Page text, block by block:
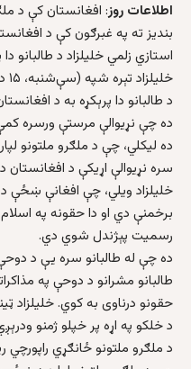
اطلاعات روز: افغانستان کې د
بنديز ته په غبرګون کې د
استازي زلمي خليلزاد د طالبانو
د طالبانو دا پرېکړه به د
ده چې نړيوالې مرستې ورسره
ده ليکلي، چې د ملګرو ملتونو
سره نړيوالې اړيکې د
خليلزاد ويلي، چې افغانې ښځې
برخمنې دي او دا حقونه په اسلام
رسميت پېژندل شوي دي.
ده چې له طالبانو سره يې د
طالبانو مشرانو د دوحې په
حقونو درناوی به کوي. خليلزاد
د خلکو په اړه پر خپلو ژمنو
د ملګرو ملتونو ځانګړي